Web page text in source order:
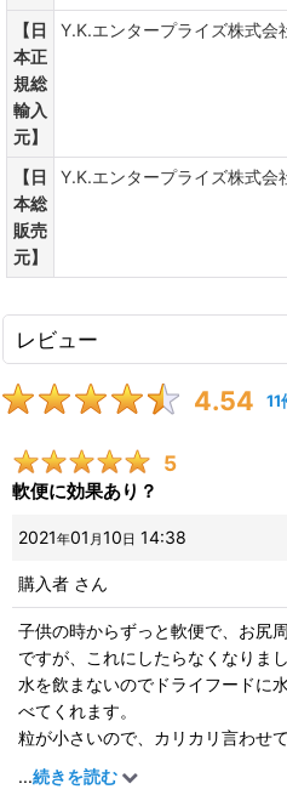
【日
本正
規総
輸入
元】
Y.K.エンタープライズ株式会
【日
本総
販売
元】
Y.K.エンタープライズ株式会
レビュー
4.54 11
5
軟便に効果あり？
2021年01 月 10 日 14:38
購入者 さん
子供の時からずっと軟便で、お尻
ですが、これにしたらなくなりまし
水を飲まないのでドライフードに
べてくれます。
粒が小さいので、カリカリ言わせ
てないかも知れません。
...続きを読む